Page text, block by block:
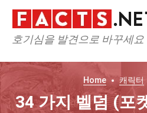
호기심을 발견으로 바꾸세요
Home 캐릭터
34 가지 벨덤 (포